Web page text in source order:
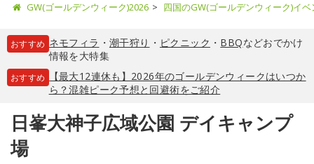
GW(ゴールデンウィーク)2026 四国のGW(ゴールデンウィーク)イ
おすすめ ネモフィラ ・ 潮干狩り ・ ピクニック ・ BBQなどおでかけ
情報を大特集
おすすめ
【最大12連休も】2026年のゴールデンウィークはいつか
ら？混雑ピーク予想と回避術をご紹介
日峯大神子広域公園 デイキャンプ
場